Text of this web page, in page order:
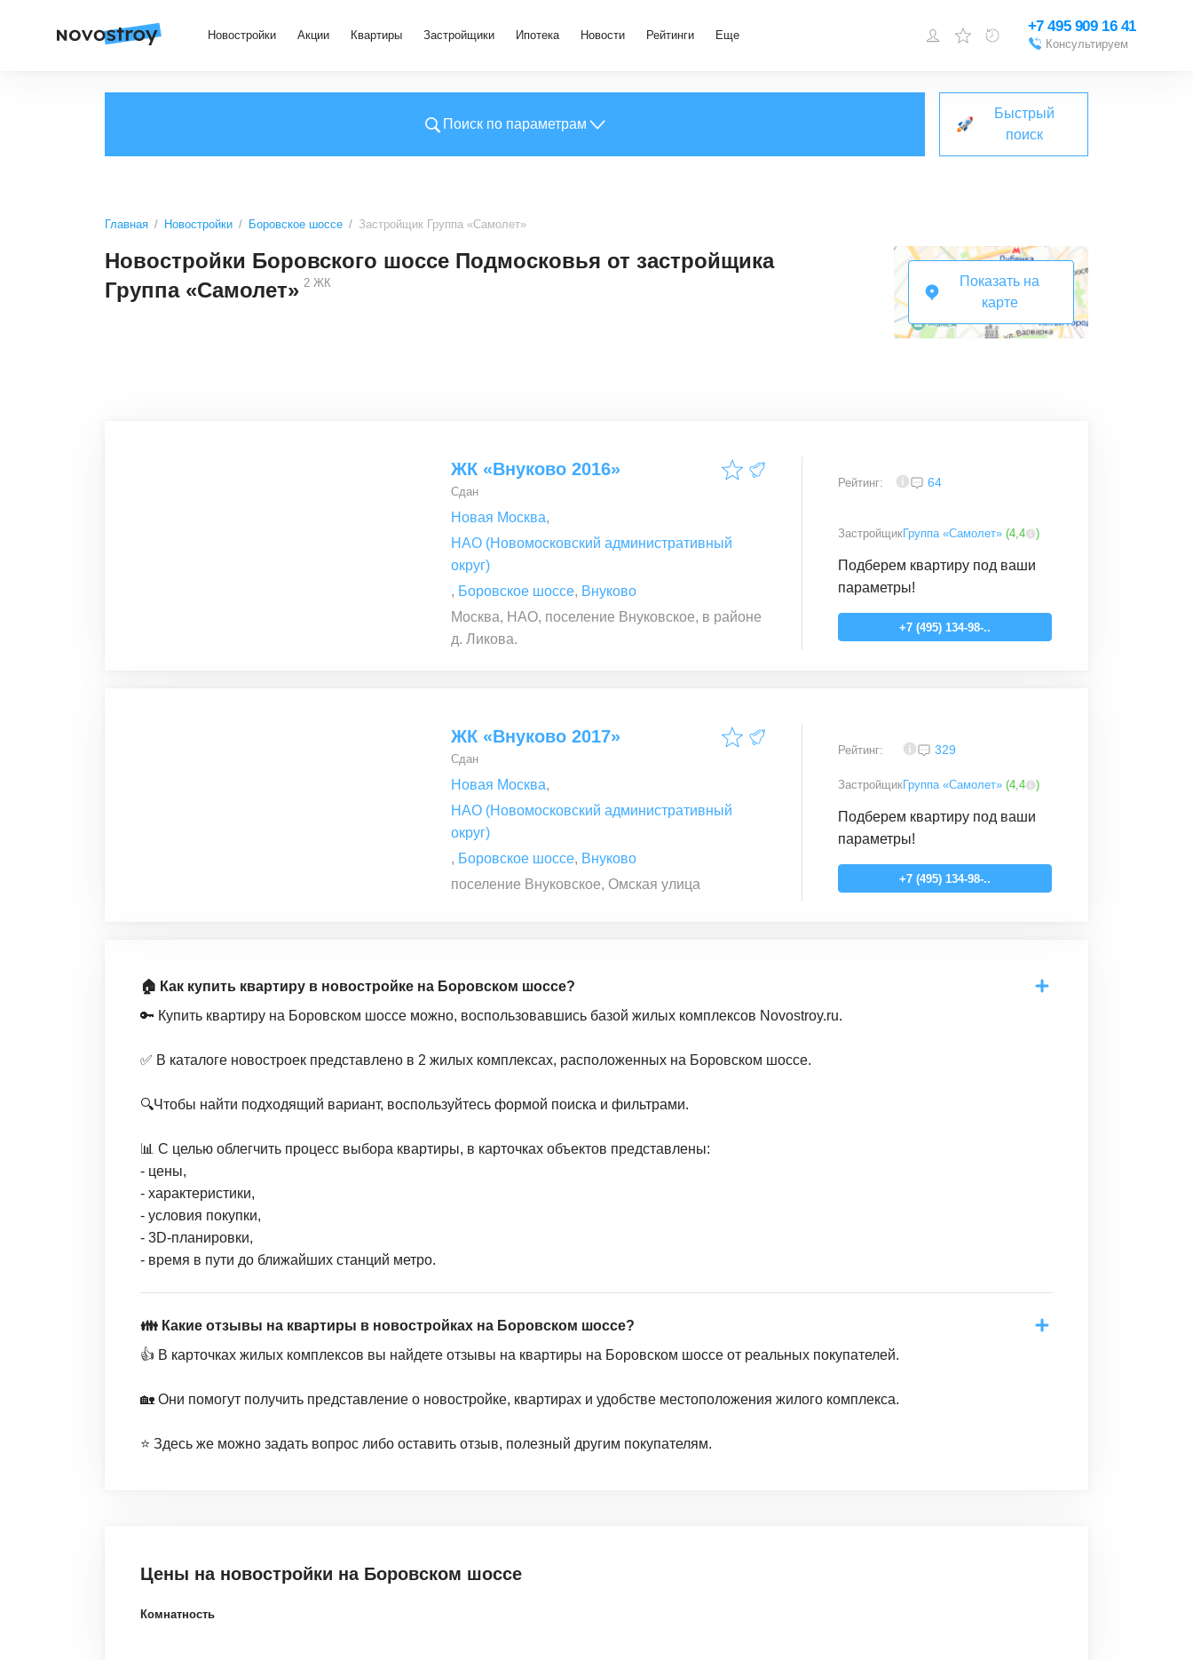
Новостройки Акции Квартиры Застройщики Ипотека Новости Рейтинги Еще
зарегистрироваться
Добавить объект
+7 495 909 16 41
Консультируем
Поиск по параметрам
Быстрый
поиск
Главная Новостройки Боровское шоссе Застройщик Группа «Самолет»
Новостройки Боровского шоссе Подмосковья от застройщика
Группа «Самолет» 2 ЖК
Показать на
карте
ЖК «Внуково 2016»
Сдан
Новая Москва,
НАО (Новомосковский административный
округ)
, Боровское шоссе, Внуково
Москва, НАО, поселение Внуковское, в районе
д. Ликова.
Рейтинг: 64
ЗастройщикГруппа «Самолет» (4,4 )
Подберем квартиру под ваши
параметры!
+7 (495) 134-98-..
ЖК «Внуково 2017»
Сдан
Новая Москва,
НАО (Новомосковский административный
округ)
, Боровское шоссе, Внуково
поселение Внуковское, Омская улица
Рейтинг: 329
ЗастройщикГруппа «Самолет» (4,4 )
Подберем квартиру под ваши
параметры!
+7 (495) 134-98-..
🏠 Как купить квартиру в новостройке на Боровском шоссе?
🔑 Купить квартиру на Боровском шоссе можно, воспользовавшись базой жилых комплексов Novostroy.ru.
✅ В каталоге новостроек представлено в 2 жилых комплексах, расположенных на Боровском шоссе.
🔍Чтобы найти подходящий вариант, воспользуйтесь формой поиска и фильтрами.
📊 С целью облегчить процесс выбора квартиры, в карточках объектов представлены:
- цены,
- характеристики,
- условия покупки,
- 3D-планировки,
- время в пути до ближайших станций метро.
👪 Какие отзывы на квартиры в новостройках на Боровском шоссе?
👍 В карточках жилых комплексов вы найдете отзывы на квартиры на Боровском шоссе от реальных покупателей.
🏡 Они помогут получить представление о новостройке, квартирах и удобстве местоположения жилого комплекса.
⭐️ Здесь же можно задать вопрос либо оставить отзыв, полезный другим покупателям.
Цены на новостройки на Боровском шоссе
Комнатность